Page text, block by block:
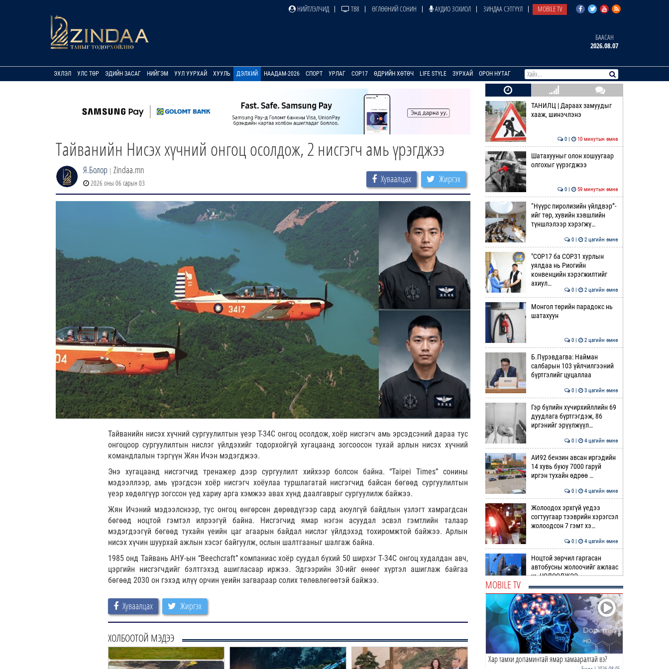
НИЙТЛЭЛЧИД ТВ8 ӨГЛӨӨНИЙ СОНИН АУДИО ЗОХИОЛ ЗИНДАА СЭТГҮҮЛ MOBILE TV
БААСАН
2026.08.07
ЭХЛЭЛ УЛС ТӨР ЭДИЙН ЗАСАГ НИЙГЭМ УУЛ УУРХАЙ ХУУЛЬ ДЭЛХИЙ НААДАМ-2026 СПОРТ УРЛАГ COP17 ӨДРИЙН ХӨТӨЧ LIFE STYLE ЗУРХАЙ ОРОН НУТАГ
Тайванийн Нисэх хүчний онгоц осолдож, 2 нисгэгч амь үрэгджээ
Я.Болор | Zindaa.mn
2026 оны 06 сарын 03 Хуваалцах Жиргэх
Тайванийн нисэх хүчний сургуулилтын үеэр T-34C онгоц осолдож, хоёр нисгэгч амь эрсэдсэний дараа тус
онгоцоор сургуулилтын нислэг үйлдэхийг тодорхойгүй хугацаанд зогсоосон тухай арлын нисэх хүчний
командлалын тэргүүн Жян Ичэн мэдэгджээ.
Энэ хугацаанд нисгэгчид тренажер дээр сургуулилт хийхээр болсон байна. “Taipei Times” сонины
мэдээллээр, амь үрэгдсэн хоёр нисгэгч хоёулаа туршлагатай нисгэгчид байсан бөгөөд сургуулилтын
үеэр хөдөлгүүр зогссон үед хариу арга хэмжээ авах хүнд даалгаврыг сургуулилж байжээ.
Жян Ичэний мэдээлснээр, тус онгоц өнгөрсөн дөрөвдүгээр сард аюулгүй байдлын үзлэгт хамрагдсан
бөгөөд ноцтой гэмтэл илрээгүй байна. Нисгэгчид ямар нэгэн асуудал эсвэл гэмтлийн талаар
мэдэгдээгүй бөгөөд тухайн үеийн цаг агаарын байдал нислэг үйлдэхэд тохиромжтой байжээ. Арлын
нисэх хүчин шуурхай ажлын хэсэг байгуулж, ослын шалтгааныг шалгаж байна.
1985 онд Тайвань АНУ-ын “Beechcraft” компаниас хоёр суудал бүхий 50 ширхэг Т-34С онгоц худалдан авч,
цэргийн нисгэгчдийг бэлтгэхэд ашигласаар иржээ. Эдгээрийн 30-ийг өнөөг хүртэл ашиглаж байгаа
бөгөөд 2030 он гэхэд илүү орчин үеийн загвараар солих төлөвлөгөөтэй байжээ.
Хуваалцах Жиргэх
ХОЛБООТОЙ МЭДЭЭ
ТАНИЛЦ | Дараах замуудыг
хааж, шинэчлэнэ
0 | 10 минутын өмнө
Шатахууныг олон хошуугаар
олгохыг үүрэгджээ
0 | 59 минутын өмнө
“Нүүрс пиролизийн үйлдвэр”-
ийг төр, хувийн хэвшлийн
түншлэлээр хэрэгжү…
0 | 2 цагийн өмнө
"COP17 ба COP31 хурлын
уялдаа нь Риогийн
конвенцийн хэрэгжилтийг
ахиул…
0 | 2 цагийн өмнө
Монгол төрийн парадокс нь
шатахуун
0 | 2 цагийн өмнө
Б.Пүрэвдагва: Найман
салбарын 103 үйлчилгээний
бүртгэлийг цуцаллаа
0 | 3 цагийн өмнө
Гэр бүлийн хүчирхийллийн 69
дуудлага бүртгэгдэж, 86
иргэнийг эрүүлжүүл…
0 | 4 цагийн өмнө
АИ92 бензин авсан иргэдийн
14 хувь буюу 7000 гаруй
иргэн тухайн өдрөө …
0 | 4 цагийн өмнө
Жолоодох эрхгүй үедээ
согтуугаар тээврийн хэрэгсэл
жолоодсон 7 гэмт хэ…
0 | 4 цагийн өмнө
Ноцтой зөрчил гаргасан
автобусны жолоочийг ажлаас
нь ЧӨЛӨӨЛЖЭЭ
“Цалинтай ээж”-ийн 50
мянган төгрөгийг 500 мянга
болгох өргөдлийг дахи…
1 | 5 цагийн өмнө
Долоодугаар сард 709,503
MOBILE TV
Хар тамхи допаминтай ямар хамааралтай вэ?